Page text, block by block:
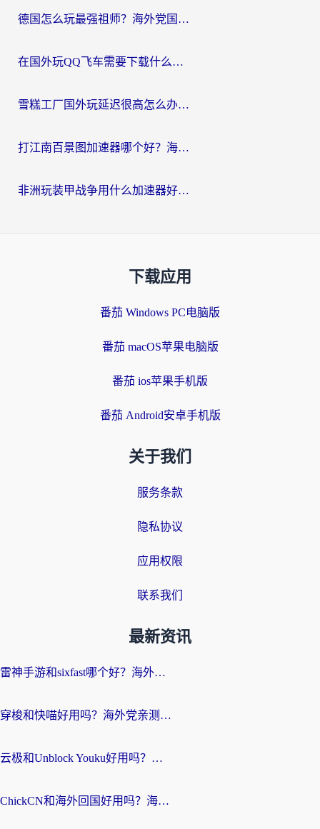
德国怎么玩最强祖师？海外党国服游戏加速器选择全攻略（附宝可梦Online实测）
在国外玩QQ飞车需要下载什么加速器呢？海外党亲测有效的国服游戏加速指南
雪糕工厂国外玩延迟很高怎么办？海外玩家国服游戏加速终极攻略（附实测推荐）
打江南百景图加速器哪个好？海外党踩坑N次后，终于找到不卡的秘诀
非洲玩装甲战争用什么加速器好？海外党亲测有效的国服游戏加速方案
下载应用
番茄 Windows PC电脑版
番茄 macOS苹果电脑版
番茄 ios苹果手机版
番茄 Android安卓手机版
关于我们
服务条款
隐私协议
应用权限
联系我们
最新资讯
雷神手游和sixfast哪个好？海外党亲测3款回国加速器，教你选对不踩坑
穿梭和快喵好用吗？海外党亲测：小众加速器对比+番茄加速器深度体验
云极和Unblock Youku好用吗？海外党亲测+2026回国加速器避坑指南
ChickCN和海外回国好用吗？海外党2026亲测：从手游到影音，选对加速器的3个关键